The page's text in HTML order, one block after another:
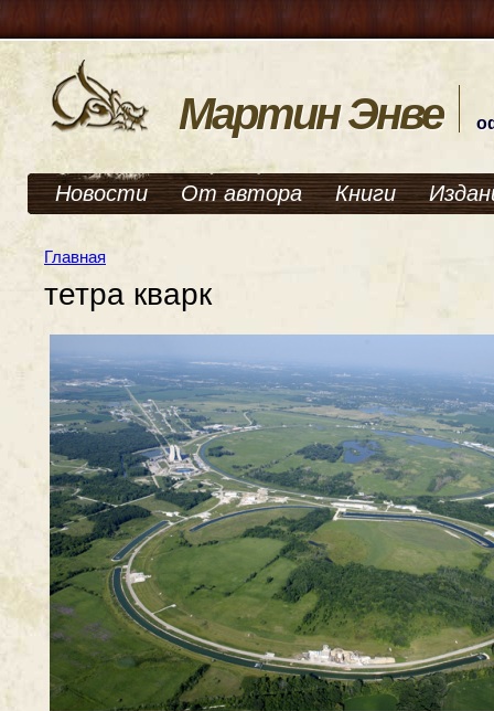
Мартин Энве
Новости От автора Книги
Главная
тетра кварк